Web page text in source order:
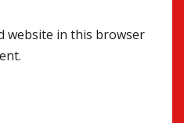
website in this browser